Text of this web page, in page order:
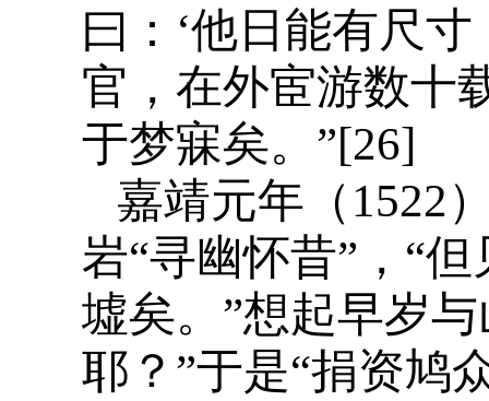
曰：‘他日能有尺
官，在外宦游数十
于梦寐矣。”[26]
嘉靖元年（1522
岩“寻幽怀昔”，“
墟矣。”想起早岁
耶？”于是“捐资鸠